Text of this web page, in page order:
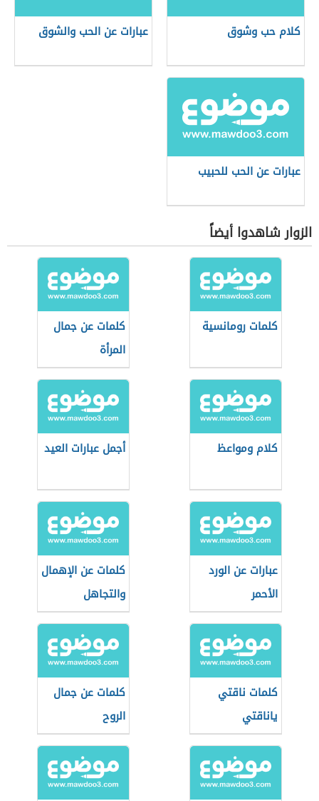
كلام حب وشوق عبارات عن الحب والشوق
عبارات عن الحب للحبيب
الزوار شاهدوا أيضاً
كلمات رومانسية
كلمات عن جمال
المرأة
كلام ومواعظ أجمل عبارات العيد
عبارات عن الورد
الأحمر
كلمات عن الإهمال
والتجاهل
كلمات ناقتي
ياناقتي
كلمات عن جمال
الروح